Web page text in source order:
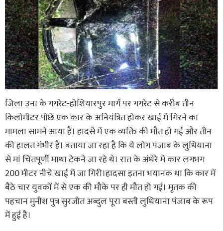
जिला उना के गगरेट-होशियारपुर मार्ग पर गगरेट से करीब तीन
किलोमीटर पीछे एक कार के अनियंत्रित होकर खाई में गिरने का
मामला सामने आया है। हादसे में एक व्यक्ति की मौत हो गई और तीन
की हालत गंभीर है। बताया जा रहा है कि ये लोग पंजाब के लुधियाना
से मां चिंतपूर्णी माथा टेकने जा रहे थे। रात के अंधेरे में कार लगभग
200 मीटर नीचे खाई में जा गिरी।हादसा इतना भयानक था कि कार में
बैठे चार युवकों में से एक की मौके पर ही मौत हो गई। मृतक की
पहचान मुनीश पुत्र सुरजीत अब्दुल पूरा बस्ती लुधियाना पंजाब के रूप
में हुई है।